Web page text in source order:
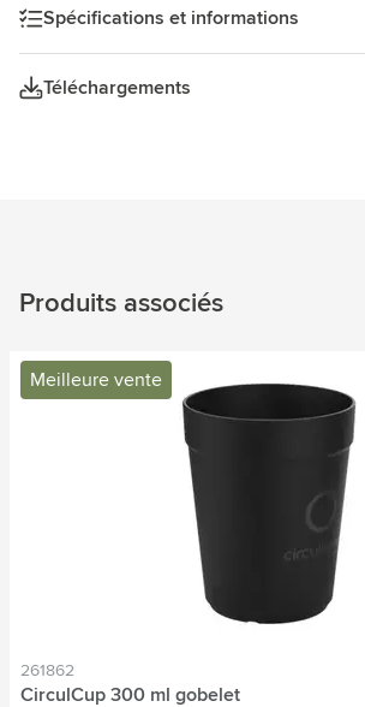
à une économie circulaire. Conception
Spécifications et informations
Téléchargements
Produits associés
Meilleure vente
261862
CirculCup 300 ml gobelet